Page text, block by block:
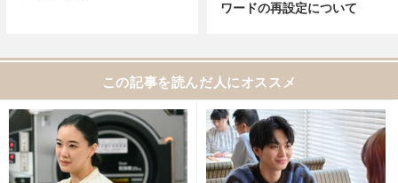
ワードの再設定について
この記事を読んだ人にオススメ